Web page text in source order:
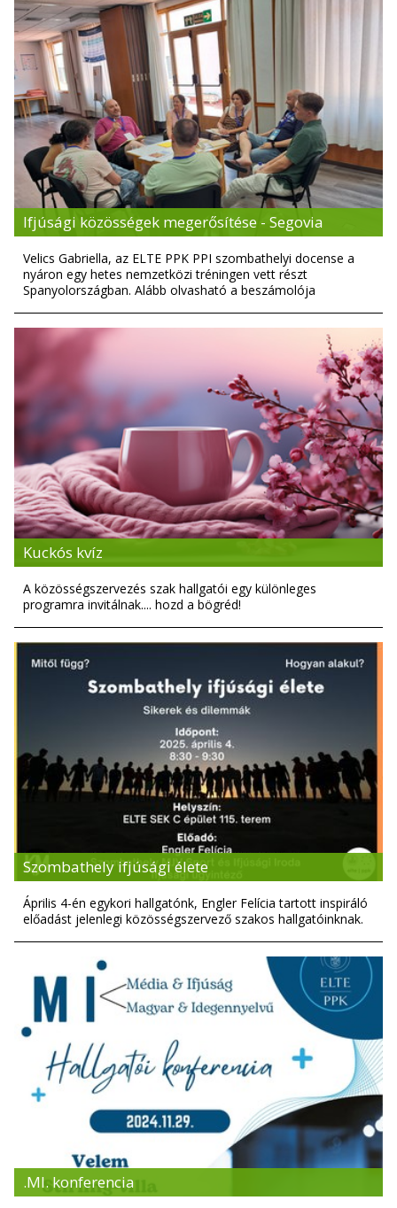
Ifjúsági közösségek megerősítése - Segovia
Velics Gabriella, az ELTE PPK PPI szombathelyi docense a
nyáron egy hetes nemzetközi tréningen vett részt
Spanyolországban. Alább olvasható a beszámolója
Kuckós kvíz
A közösségszervezés szak hallgatói egy különleges
programra invitálnak.... hozd a bögréd!
Szombathely ifjúsági élete
Április 4-én egykori hallgatónk, Engler Felícia tartott inspiráló
előadást jelenlegi közösségszervező szakos hallgatóinknak.
.MI. konferencia